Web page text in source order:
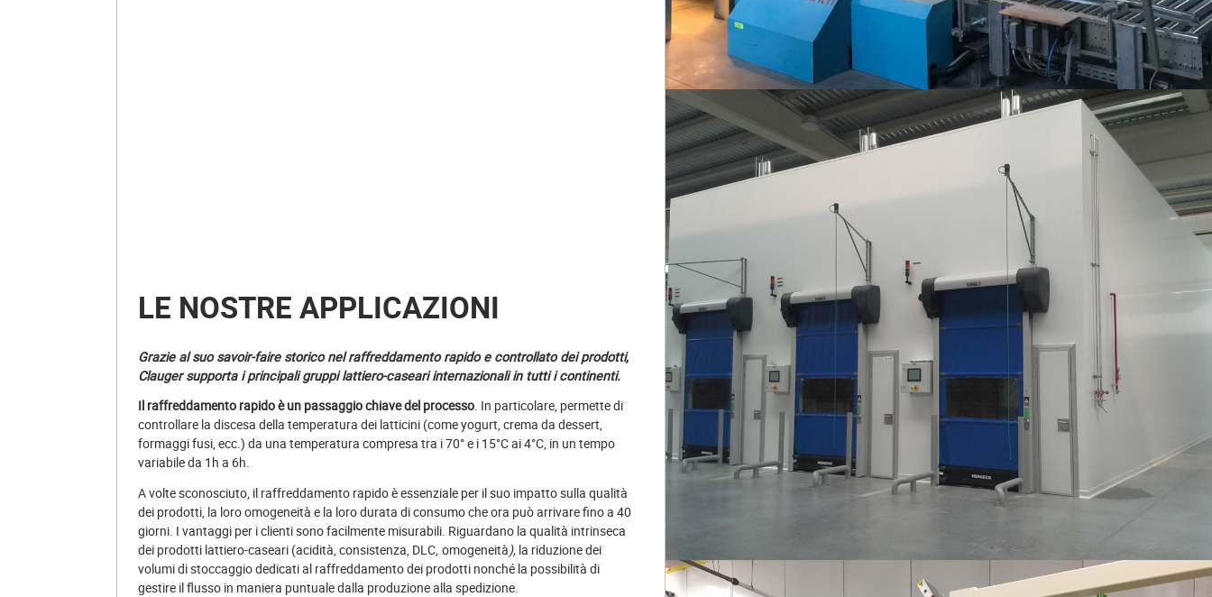
LE NOSTRE APPLICAZIONI
Grazie al suo savoir-faire storico nel raffreddamento rapido e controllato dei prodotti,
Clauger supporta i principali gruppi lattiero-caseari internazionali in tutti i continenti.
Il raffreddamento rapido è un passaggio chiave del processo. In particolare, permette di
controllare la discesa della temperatura dei latticini (come yogurt, crema da dessert,
formaggi fusi, ecc.) da una temperatura compresa tra i 70° e i 15°C ai 4°C, in un tempo
variabile da 1h a 6h.
A volte sconosciuto, il raffreddamento rapido è essenziale per il suo impatto sulla qualità
dei prodotti, la loro omogeneità e la loro durata di consumo che ora può arrivare fino a 40
giorni. I vantaggi per i clienti sono facilmente misurabili. Riguardano la qualità intrinseca
dei prodotti lattiero-caseari (acidità, consistenza, DLC, omogeneità),la riduzione dei
volumi di stoccaggio dedicati al raffreddamento dei prodotti nonché la possibilità di
gestire il flusso in maniera puntuale dalla produzione alla spedizione.